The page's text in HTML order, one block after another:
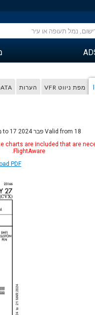
מפת ניווט VFR הערות
Valid from 18 פבר 2024 to 17 מרץ 2024
are included that are
FlightAware.
PDF